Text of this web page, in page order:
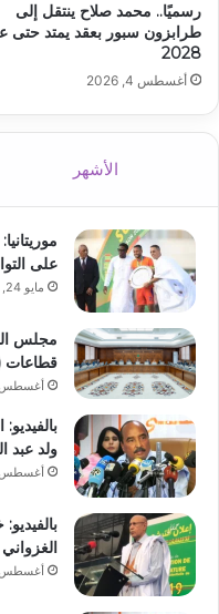
رسميًا.. محمد صلاح ينتقل إلى
طرابزون سبور بعقد يمتد حتى
2028
أغسطس 4, 2026
الأشهر
على
مايو 24, 2026
مجلس
قطاعات
أغسطس 5,
ولد عبد
أغسطس 14,
الغزواني
أغسطس 14,